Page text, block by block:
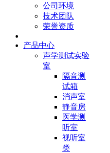
公司环境
技术团队
荣誉资质
产品中心
声学测试实验
室
隔音测
试箱
消声室
静音房
医学测
听室
视听室
类